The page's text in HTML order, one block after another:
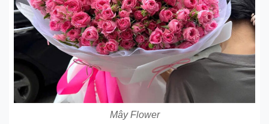
Mây Flower